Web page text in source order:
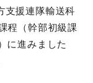
支援連隊輸送科
程（幹部初級課
に進みました